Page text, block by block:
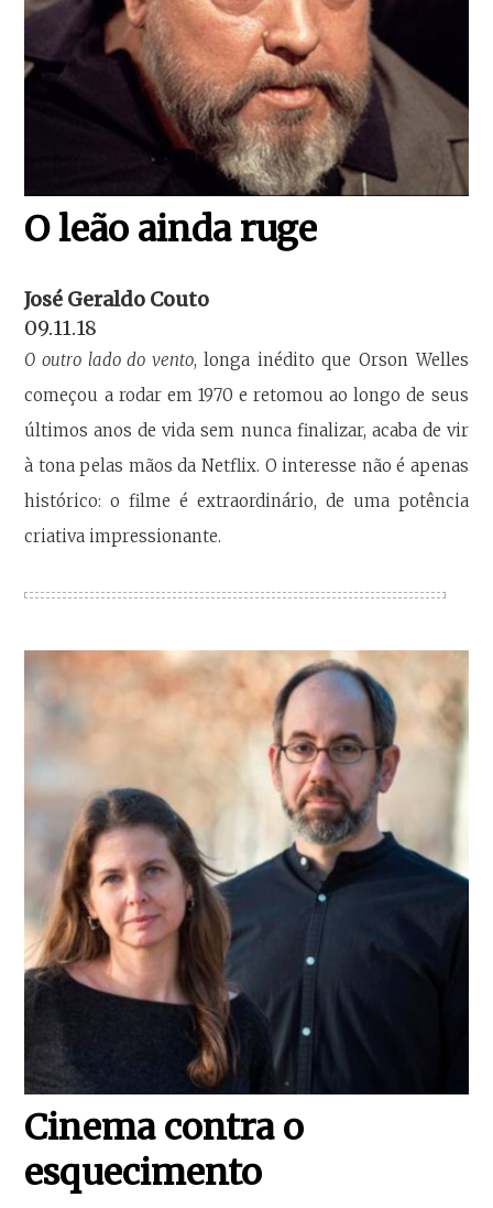
O leão ainda ruge
José Geraldo Couto
09.11.18
O outro lado do vento, longa inédito que Orson Welles
começou a rodar em 1970 e retomou ao longo de seus
últimos anos de vida sem nunca finalizar, acaba de vir
à tona pelas mãos da Netflix. O interesse não é apenas
histórico: o filme é extraordinário, de uma potência
criativa impressionante.
Cinema contra o
esquecimento